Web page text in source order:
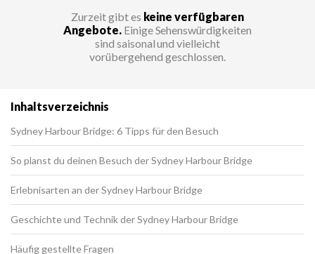
Zurzeit gibt es keine verfügbaren
Angebote.Einige Sehenswürdigkeiten
sind saisonal und vielleicht
vorübergehend geschlossen.
Inhaltsverzeichnis
Sydney Harbour Bridge: 6 Tipps für den Besuch
So planst du deinen Besuch der Sydney Harbour Bridge
Erlebnisarten an der Sydney Harbour Bridge
Geschichte und Technik der Sydney Harbour Bridge
Häufig gestellte Fragen